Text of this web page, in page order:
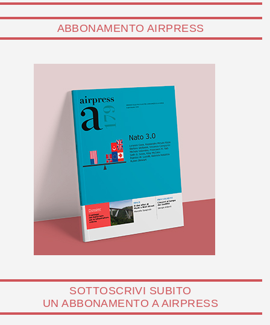
ABBONAMENTO AIRPRESS
SOTTOSCRIVI SUBITO
UN ABBONAMENTO A AIRPRESS